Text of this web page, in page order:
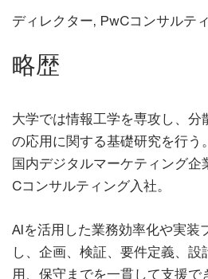
ディレクター, PwCコンサルテ
略歴
大学では情報工学を専攻し、分
の応用に関する基礎研究を行う。
国内デジタルマーケティング企
Cコンサルティング入社。
AIを活用した業務効率化や実装
し、企画、検証、要件定義、設
用、保守までを一貫して支援で